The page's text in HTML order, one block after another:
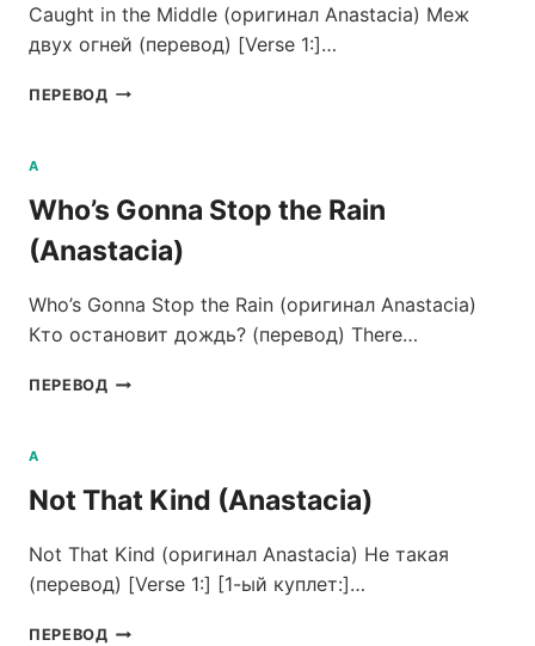
Caught in the Middle (оригинал Anastacia) Меж
двух огней (перевод) [Verse 1:]…
ПЕРЕВОД CAUGHT
A
Who’s Gonna Stop the Rain
(Anastacia)
Who’s Gonna Stop the Rain (оригинал Anastacia)
Кто остановит дождь? (перевод) There…
ПЕРЕВОД WHO’S
(ANASTACIA)
A
Not That Kind (Anastacia)
Not That Kind (оригинал Anastacia) Не такая
(перевод) [Verse 1:] [1-ый куплет:]…
ПЕРЕВОД NOT